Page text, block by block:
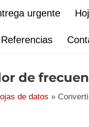
urgente
Referencias
de
de datos